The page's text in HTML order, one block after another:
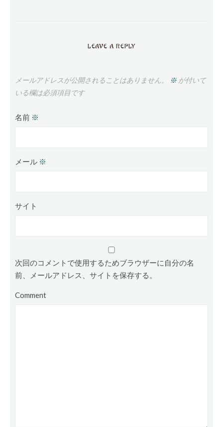
LEAVE A REPLY
メールアドレスが公開されることはありません。 ※が付いて
いる欄は必須項目です
名前 ※
メール ※
サイト
次回のコメントで使用するためブラウザーに自分の名
前、メールアドレス、サイトを保存する。
Comment